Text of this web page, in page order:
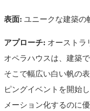
表面: ユニークな建築の
アプローチ: オーストラ
オペラハウスは、建築
そこで幅広い白い帆の
ピングイベントを開始
メーション化するのに